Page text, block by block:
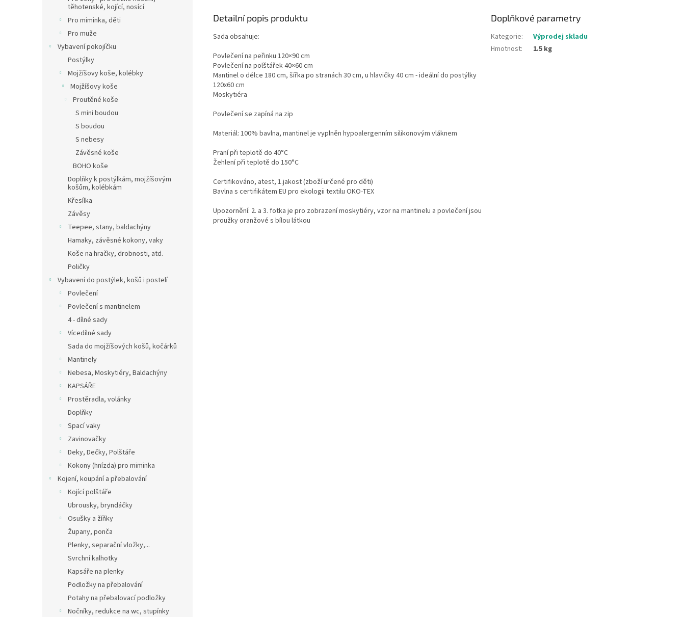
těhotenské, kojící, nosící
Pro miminka, děti
Pro muže
Vybavení pokojíčku
Postýlky
Mojžíšovy koše, kolébky
Mojžíšovy koše
Proutěné koše
S mini boudou
S boudou
S nebesy
Závěsné koše
BOHO koše
Doplňky k postýlkám, mojžíšovým
košům, kolébkám
Křesílka
Závěsy
Teepee, stany, baldachýny
Hamaky, závěsné kokony, vaky
Koše na hračky, drobnosti, atd.
Poličky
Vybavení do postýlek, košů i postelí
Povlečení
Povlečení s mantinelem
4 - dílné sady
Vícedílné sady
Sada do mojžíšových košů, kočárků
Mantinely
Nebesa, Moskytiéry, Baldachýny
KAPSÁŘE
Prostěradla, volánky
Doplňky
Spací vaky
Zavinovačky
Deky, Dečky, Polštáře
Kokony (hnízda) pro miminka
Kojení, koupání a přebalování
Kojící polštáře
Ubrousky, bryndáčky
Osušky a žíňky
Župany, ponča
Plenky, separační vložky,...
Svrchní kalhotky
Kapsáře na plenky
Podložky na přebalování
Potahy na přebalovací podložky
Nočníky, redukce na wc, stupínky
Detailní popis produktu
Sada obsahuje:
Povlečení na peřinku 120×90 cm
Povlečení na polštářek 40×60 cm
Mantinel o délce 180 cm, šířka po stranách 30 cm, u hlavičky 40 cm - ideální do postýlky
120x60 cm
Moskytiéra
Povlečení se zapíná na zip
Materiál: 100% bavlna, mantinel je vyplněn hypoalergenním silikonovým vláknem
Praní při teplotě do 40°C
Žehlení při teplotě do 150°C
Certifikováno, atest, 1.jakost (zboží určené pro děti)
Bavlna s certifikátem EU pro ekologii textilu OKO-TEX
Upozornění: 2. a 3. fotka je pro zobrazení moskytiéry, vzor na mantinelu a povlečení jsou
proužky oranžové s bílou látkou
Doplňkové parametry
Kategorie:
Výprodej skladu
Hmotnost: 1.5 kg